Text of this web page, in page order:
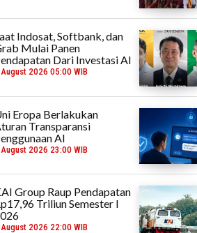
Indosat, Softbank, dan
Mulai Panen
Dari Investasi AI
2026 05:00 WIB
Eropa Berlakukan
Transparansi
AI
2026 23:00 WIB
Group Raup Pendapatan
Triliun Semester I
2026 22:00 WIB